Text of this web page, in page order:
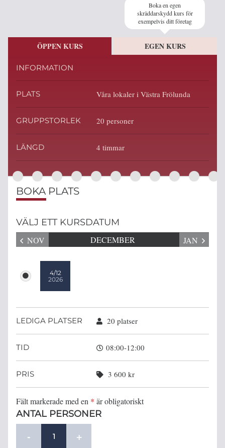
Boka en egen
skräddarskydd kurs för
exempelvis ditt företag
ÖPPEN KURS EGEN KURS
INFORMATION
PLATS Våra lokaler i Västra Frölunda
GRUPPSTORLEK 20 personer
LÄNGD 4 timmar
BOKA PLATS
VÄLJ ETT KURSDATUM
NOV DECEMBER JAN
4/12
2026
LEDIGA PLATSER 20 platser
TID 08:00-12:00
PRIS 3 600 kr
Fält markerade med en * är obligatoriskt
ANTAL PERSONER
- +